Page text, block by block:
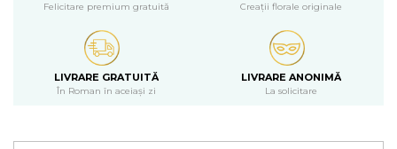
Felicitare premium gratuită Creații florale originale
LIVRARE GRATUITĂ
În Roman în aceiași zi
LIVRARE ANONIMĂ
La solicitare